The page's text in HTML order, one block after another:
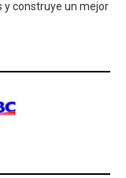
y construye un mejor